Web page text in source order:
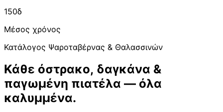
150δ
Μέσος χρόνος
Κατάλογος Ψαροταβέρνας & Θαλασσινών
Κάθε όστρακο, δαγκάνα &
παγωμένη πιατέλα — όλα
καλυμμένα.